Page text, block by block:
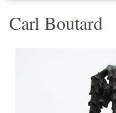
Carl Boutard